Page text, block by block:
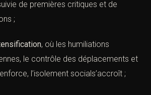
on retrouve souvent la
de la relation, marquée par
suivie de premières critiques et de